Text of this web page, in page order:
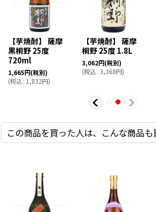
【芋焼酎】 薩摩
黒桐野 25度
720ml
1,665円(税別)
(税込: 1,832円)
【芋焼酎】 薩摩
桐野 25度 1.8L
3,062円(税別)
(税込: 3,368円)
この商品を買った人は、こんな商品も